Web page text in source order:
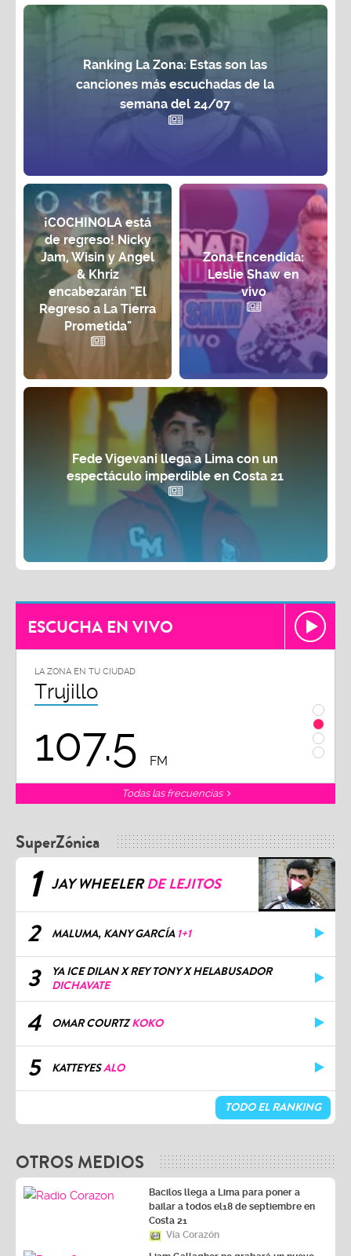
Ranking La Zona: Estas son las
canciones más escuchadas de la
semana del 24/07
¡COCHINOLA está
de regreso! Nicky
Jam, Wisin y Angel
& Khriz
encabezarán "El
Regreso a La Tierra
Prometida"
Zona Encendida:
Leslie Shaw en
vivo
Fede Vigevani llega a Lima con un
espectáculo imperdible en Costa 21
ESCUCHA EN VIVO
LA ZONA EN TU CIUDAD
Chiclayo
102.3 FM
Todas las frecuencias
SuperZónica
1 JAY WHEELERDE LEJITOS
2 MALUMA, KANY GARCÍA 1+1
3
YA ICE DILAN X REY TONY X HELABUSADOR
DICHAVATE
4 OMAR COURTZKOKO
5 KATTEYESALO
TODO EL RANKING
OTROS MEDIOS
Bacilos llega a Lima para poner a
bailar a todos el18 de septiembre en
Costa 21
Vía Corazón